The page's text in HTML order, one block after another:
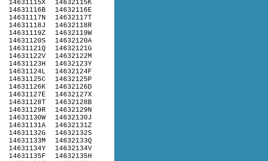
14631115X
14631116B
14631117N
14631118J
14631119Z
14631120S
14631121Q
14631122V
14631123H
14631124L
14631125C
14631126K
14631127E
14631128T
14631129R
14631130W
14631131A
14631132G
14631133M
14631134Y
14631135F
14632115K
14632116E
14632117T
14632118R
14632119W
14632120A
14632121G
14632122M
14632123Y
14632124F
14632125P
14632126D
14632127X
14632128B
14632129N
14632130J
14632131Z
14632132S
14632133Q
14632134V
14632135H